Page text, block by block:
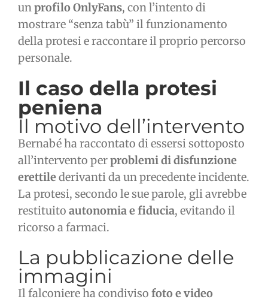
unprofilo OnlyFans, con l’intento di
mostrare “senza tabù” il funzionamento
della protesi e raccontare il proprio percorso
personale.
Il caso della protesi
peniena
Il motivo dell’intervento
Bernabé ha raccontato di essersi sottoposto
all’intervento perproblemi di disfunzione
erettile derivanti da un precedente incidente.
La protesi, secondo le sue parole, gli avrebbe
restituito autonomia e fiducia, evitando il
ricorso a farmaci.
La pubblicazione delle
immagini
Il falconiere ha condiviso foto e video